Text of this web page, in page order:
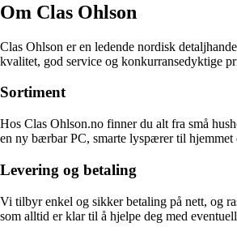
Om Clas Ohlson
Clas Ohlson er en ledende nordisk
kvalitet, god service og konkurransedyktige
Sortiment
Hos Clas Ohlson.no finner du alt fra små
en ny bærbar PC, smarte lyspærer til
Levering og betaling
Vi tilbyr enkel og sikker betaling på nett, og
som alltid er klar til å hjelpe deg med